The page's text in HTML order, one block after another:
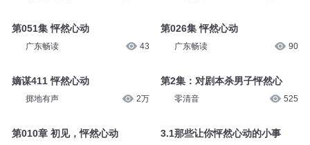
第051集 怦然心动
广东畅读 43
嫡谋411 怦然心动
掷地有声 2万
第010章 初见，怦然心动
第026集 怦然心动
广东畅读 90
第2集：对剧本杀男子怦然心
零清音 525
3.1那些让你怦然心动的小事